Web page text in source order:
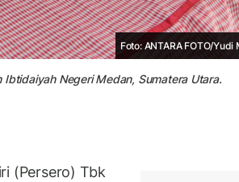
Foto: ANTARA FOTO/Yudi
Negeri Medan, Sumatera Utara.
(Persero) Tbk